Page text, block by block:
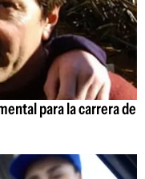
para la carrera de